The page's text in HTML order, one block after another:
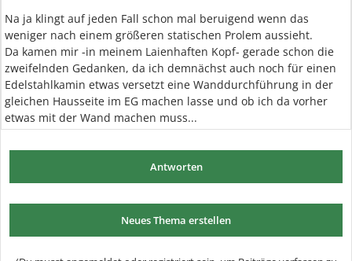
Na ja klingt auf jeden Fall schon mal beruigend wenn das
weniger nach einem größeren statischen Prolem aussieht.
Da kamen mir -in meinem Laienhaften Kopf- gerade schon die
zweifelnden Gedanken, da ich demnächst auch noch für einen
Edelstahlkamin etwas versetzt eine Wanddurchführung in der
gleichen Hausseite im EG machen lasse und ob ich da vorher
etwas mit der Wand machen muss...
Antworten
Neues Thema erstellen